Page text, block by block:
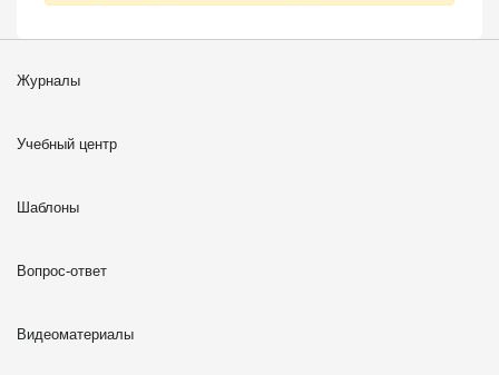
Журналы
Учебный центр
Шаблоны
Вопрос-ответ
Видеоматериалы